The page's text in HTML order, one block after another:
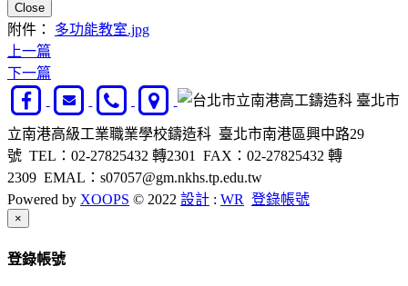
Close
附件： 多功能教室.jpg
上一篇
下一篇
臺北市
立南港高級工業職業學校鑄造科 臺北市南港區興中路29
號 TEL：02-27825432 轉2301 FAX：02-27825432 轉
2309 EMAL：s07057@gm.nkhs.tp.edu.tw
Powered by XOOPS © 2022 設計 : WR 登錄帳號
×
登錄帳號